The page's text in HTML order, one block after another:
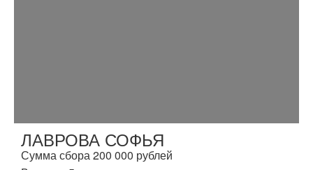
ЛАВРОВА СОФЬЯ
Сумма сбора 200 000 рублей